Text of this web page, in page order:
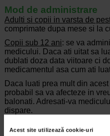
Acest site utilizează cookie-uri
Mod de administrare
Adulti si copii in varsta de
comprimate dupa mese si la
Copii sub 12 ani: se va
medicului. Daca ati uitat sa
dublati doza data viitoare ci
medicamentul asa cum ati
Daca luati prea mult din
probabil sa va afecteze in
balonati. Adresati-va
dispare.